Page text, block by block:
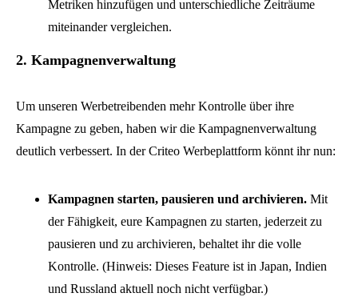
Metriken hinzufügen und unterschiedliche Zeiträume
miteinander vergleichen.
2. Kampagnenverwaltung
Um unseren Werbetreibenden mehr Kontrolle über ihre
Kampagne zu geben, haben wir die Kampagnenverwaltung
deutlich verbessert. In der Criteo Werbeplattform könnt ihr nun:
Kampagnen starten, pausieren und archivieren. Mit
der Fähigkeit, eure Kampagnen zu starten, jederzeit zu
pausieren und zu archivieren, behaltet ihr die volle
Kontrolle. (Hinweis: Dieses Feature ist in Japan, Indien
und Russland aktuell noch nicht verfügbar.)